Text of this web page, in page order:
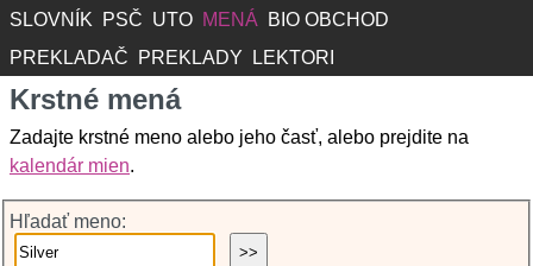
SLOVNÍK PSČ UTO MENÁ
BIO OBCHOD
PREKLADAČ
PREKLADY LEKTORI
Krstné mená
Zadajte krstné meno alebo jeho časť, alebo prejdite na
kalendár mien.
Hľadať meno: